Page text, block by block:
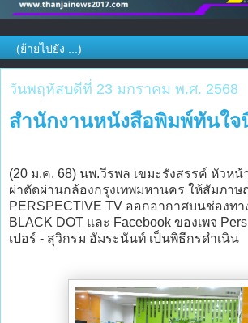
วันพฤหัสบดีที่ 23 มกราคม พ.ศ. 2568
สำนักงานหนังสือพิมพ์ทันใจ
(20 ม.ค. 68) นพ.วีรพล เขมะรังสรรค์ หัวห
ผ่าตัดผ่านกล้องกรุงเทพมหานคร ให้สัมภาษ
PERSPECTIVE TV ออกอากาศบนช่องทา
BLACK DOT และ Facebook ของเพจ
เปอร์ - สุวิกรม อัมระนันท์ เป็นพิธีกรดำเนิน